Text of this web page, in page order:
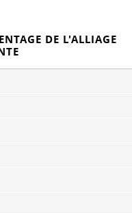
DE L'ALLIAGE